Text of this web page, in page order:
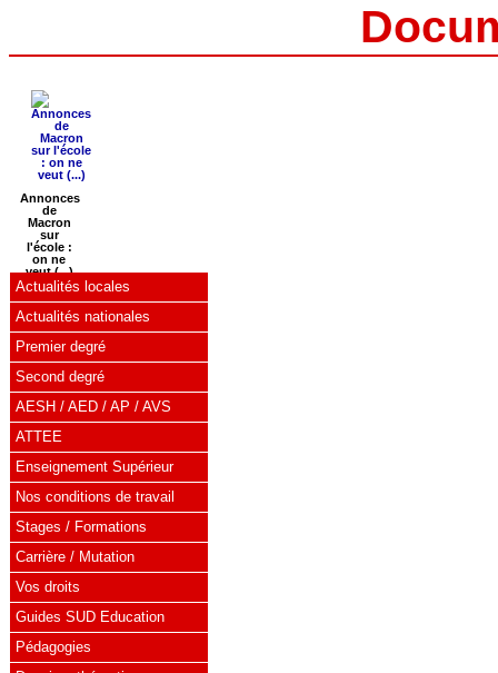
Annonces
de
Macron
sur
l'école :
on ne
veut (...)
Actualités locales
Actualités nationales
Premier degré
Second degré
AESH / AED / AP / AVS
ATTEE
Enseignement Supérieur
Nos conditions de travail
Stages / Formations
Carrière / Mutation
Vos droits
Guides SUD Education
Pédagogies